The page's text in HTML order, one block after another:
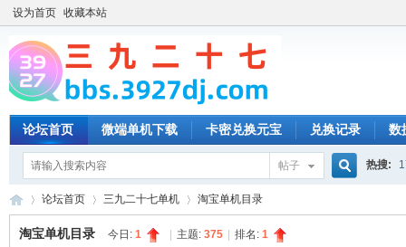
设为首页 收藏本站
论坛首页 微端单机下载 卡密兑换元宝 兑换记录 数
帖子 热搜:
论坛首页 三九二十七单机 淘宝单机目录
淘宝单机目录 今日: 1 主题: 375 排名: 1